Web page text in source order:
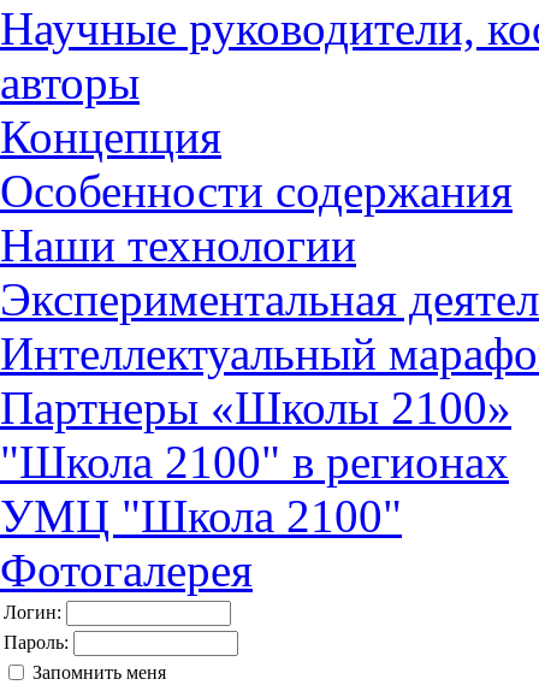
Научные руководители,
авторы
Концепция
Особенности содержания
Наши технологии
Экспериментальная
Интеллектуальный
Партнеры «Школы 2100»
"Школа 2100" в регионах
УМЦ "Школа 2100"
Фотогалерея
Логин:
Пароль:
Запомнить меня